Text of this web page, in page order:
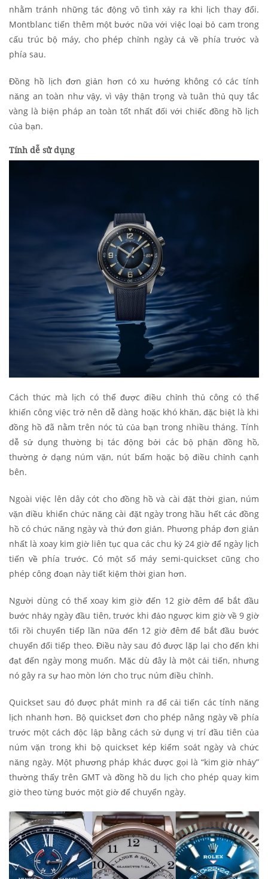
nhằm tránh những tác động vô tình xảy ra khi lịch thay đổi.
Montblanc tiến thêm một bước nữa với việc loại bỏ cam trong
cấu trúc bộ máy, cho phép chỉnh ngày cả về phía trước và
phía sau.
Đồng hồ lịch đơn giản hơn có xu hướng không có các tính
năng an toàn như vậy, vì vậy thận trọng và tuân thủ quy tắc
vàng là biện pháp an toàn tốt nhất đối với chiếc đồng hồ lịch
của bạn.
Tính dễ sử dụng
Cách thức mà lịch có thể được điều chỉnh thủ công có thể
khiến công việc trở nên dễ dàng hoặc khó khăn, đặc biệt là khi
đồng hồ đã nằm trên nóc tủ của bạn trong nhiều tháng. Tính
dễ sử dụng thường bị tác động bởi các bộ phận đồng hồ,
thường ở dạng núm vặn, nút bấm hoặc bộ điều chỉnh cạnh
bên.
Ngoài việc lên dây cót cho đồng hồ và cài đặt thời gian, núm
vặn điều khiển chức năng cài đặt ngày trong hầu hết các đồng
hồ có chức năng ngày và thứ đơn giản. Phương pháp đơn giản
nhất là xoay kim giờ liên tục qua các chu kỳ 24 giờ để ngày lịch
tiến về phía trước. Có một số máy semi-quickset cũng cho
phép công đoạn này tiết kiệm thời gian hơn.
Người dùng có thể xoay kim giờ đến 12 giờ đêm để bắt đầu
bước nhảy ngày đầu tiên, trước khi đảo ngược kim giờ về 9 giờ
tối rồi chuyển tiếp lần nữa đến 12 giờ đêm để bắt đầu bước
chuyển đổi tiếp theo. Điều này sau đó được lặp lại cho đến khi
đạt đến ngày mong muốn. Mặc dù đây là một cải tiến, nhưng
nó gây ra sự hao mòn lớn cho trục núm điều chỉnh.
Quickset sau đó được phát minh ra để cải tiến các tính năng
lịch nhanh hơn. Bộ quickset đơn cho phép nâng ngày về phía
trước một cách độc lập bằng cách sử dụng vị trí đầu tiên của
núm vặn trong khi bộ quickset kép kiểm soát ngày và chức
năng ngày. Một phương pháp khác được gọi là “kim giờ nhảy”
thường thấy trên GMT và đồng hồ du lịch cho phép quay kim
giờ theo từng bước một giờ để chuyển ngày.